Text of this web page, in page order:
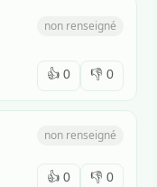
non renseigné
👍 0 👎 0
non renseigné
👍 0 👎 0